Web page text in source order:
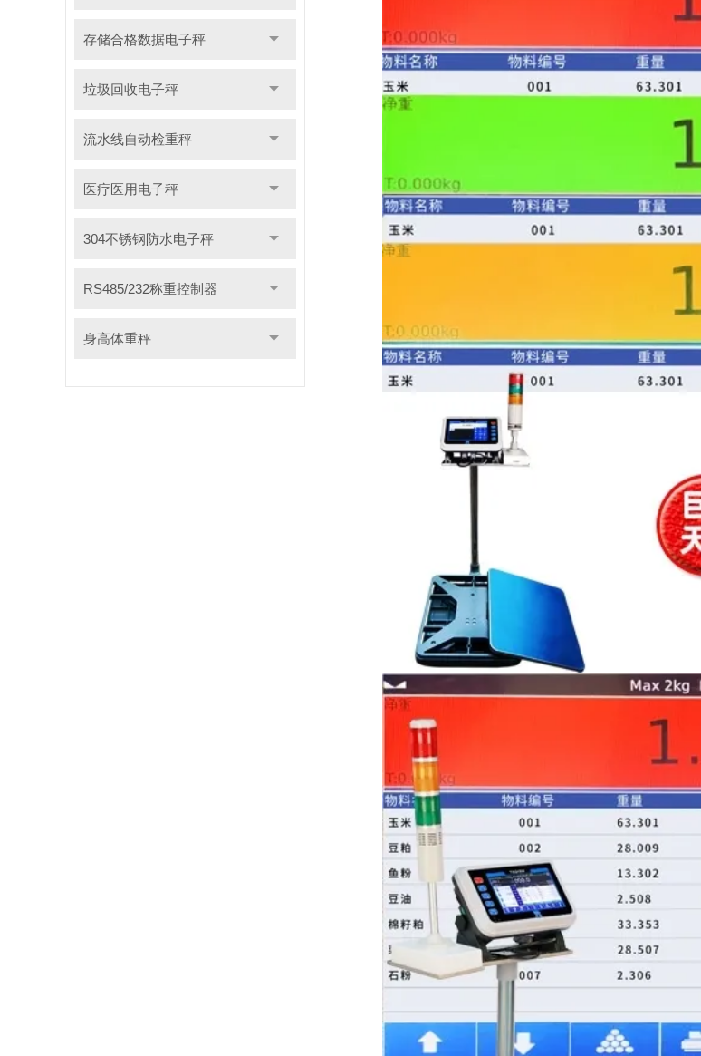
存储合格数据电子秤
垃圾回收电子秤
流水线自动检重秤
医疗医用电子秤
304不锈钢防水电子秤
RS485/232称重控制器
身高体重秤